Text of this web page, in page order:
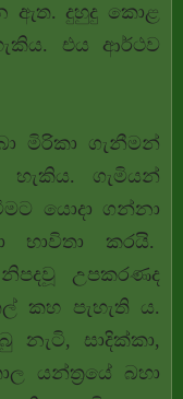
ඇත. දුහුදු කොළ
එය ආර්ථව
මිරිකා ගැනීමන්
ගැමියන්
යොදා ගන්නා
භාවිතා කරයි.
උපකරණද
කහ පැහැති ය.
නැටි, සාදික්කා,
යන්ත්‍රයේ බහා